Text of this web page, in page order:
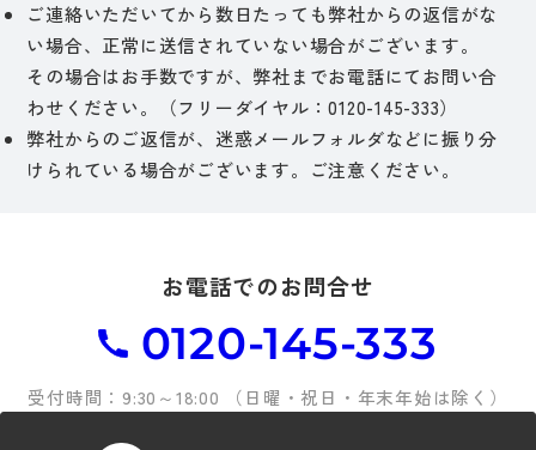
ご連絡いただいてから数日たっても弊社からの返信がな
い場合、正常に送信されていない場合がございます。
その場合はお手数ですが、弊社までお電話にてお問い合
わせください。（フリーダイヤル：0120-145-333）
弊社からのご返信が、迷惑メールフォルダなどに振り分
けられている場合がございます。ご注意ください。
お電話でのお問合せ
0120-145-333
受付時間：9:30～18:00 （日曜・祝日・年末年始は除く）